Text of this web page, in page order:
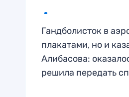
Гандболисток в
плакатами, но и
Алибасова:
решила передать